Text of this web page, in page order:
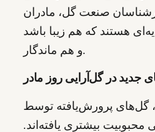
صنعت گل، مادران
هستند که هم زیبا باشد
و هم ماندگار.
جدید در گل‌آرایی روز مادر
در سال ۲۰۲۶، گل‌های پرورش‌یافته توسط
بیشتری یافته‌اند.